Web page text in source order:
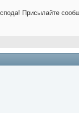
Присылайте